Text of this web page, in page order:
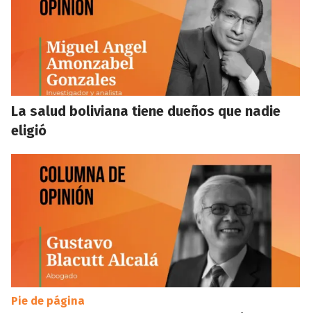
La salud boliviana tiene dueños que nadie
eligió
Pie de página